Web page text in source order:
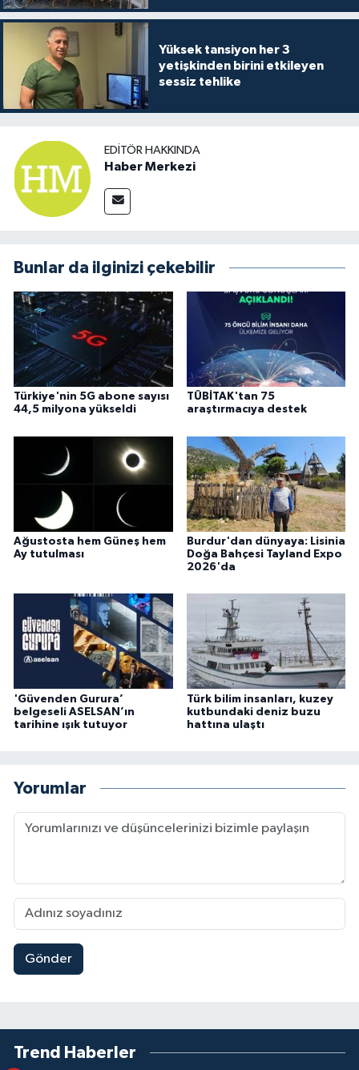
Yüksek tansiyon her 3
yetişkinden birini etkileyen
sessiz tehlike
EDITÖR HAKKINDA
Haber Merkezi
Bunlar da ilginizi çekebilir
Türkiye'nin 5G abone sayısı
44,5 milyona yükseldi
TÜBİTAK'tan 75
araştırmacıya destek
Ağustosta hem Güneş hem
Ay tutulması
Burdur'dan dünyaya: Lisinia
Doğa Bahçesi Tayland Expo
2026'da
'Güvenden Gurura’
belgeseli ASELSAN’ın
tarihine ışık tutuyor
Türk bilim insanları, kuzey
kutbundaki deniz buzu
hattına ulaştı
Yorumlar
Gönder
Trend Haberler